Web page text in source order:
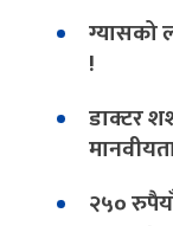
ग्यासको
!
डाक्टर
२५०